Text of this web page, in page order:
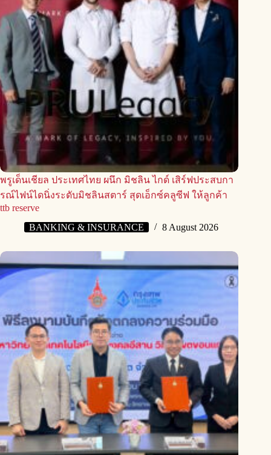
พรูเด็นเชียล ประเทศไทย ผนึก มิชลิน ไกด์ เสิร์ฟประสบกา
รณ์ไฟน์ไดนิ่งระดับมิชลินสตาร์ สุดเอ็กซ์คลูซีฟ ให้ลูกค้า
ttb reserve
BANKING & INSURANCE
8 August 2026